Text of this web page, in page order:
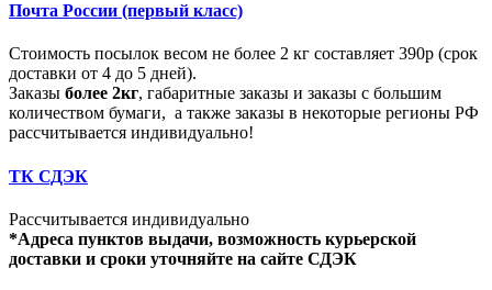
Почта России (первый класс)
Стоимость посылок весом не более 2 кг составляет 390р (срок
доставки от 4 до 5 дней).
Заказы более 2кг, габаритные заказы и заказы с большим
количеством бумаги, а также заказы в некоторые регионы РФ
рассчитывается индивидуально!
ТК СДЭК
Рассчитывается индивидуально
*Адреса пунктов выдачи, возможность курьерской
доставки и сроки уточняйте на сайте СДЭК